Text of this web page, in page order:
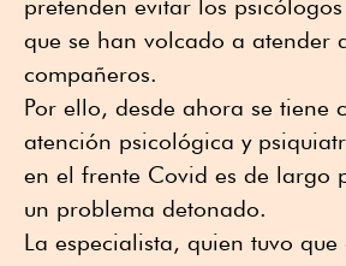
pretenden evitar los
que se han volcado a atender
compañeros.
Por ello, desde ahora se tiene
atención psicológica y
en el frente Covid es de largo
un problema detonado.
La especialista, quien tuvo